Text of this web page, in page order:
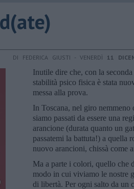
DI FEDERICA GIUSTI - VENERDÌ 11
Inutile dire che, con la
stabilità psico fisica è stata
messa alla prova.
In Toscana, nel giro nemmeno
siamo passati da essere una
arancione (durata quanto un
passatemi la battuta!) a quella
nuovo arancioni, chissà come
Ma a parte i colori, quello che
modo in cui viviamo le nostre
di libertà. Per ogni salto da un